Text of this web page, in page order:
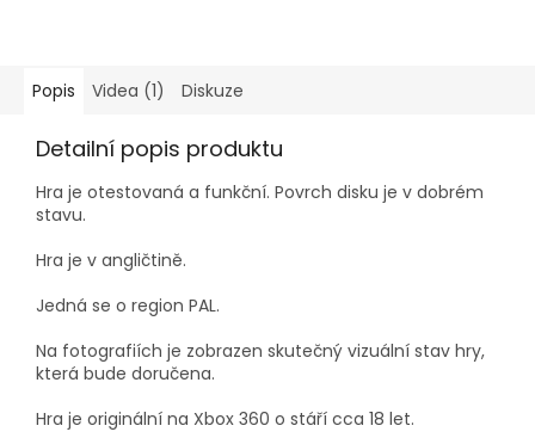
Popis Videa (1) Diskuze
Detailní popis produktu
Hra je otestovaná a funkční. Povrch disku je v dobrém
stavu.
Hra je v angličtině.
Jedná se o region PAL.
Na fotografiích je zobrazen skutečný vizuální stav hry,
která bude doručena.
Hra je originální na Xbox 360 o stáří cca 18 let.